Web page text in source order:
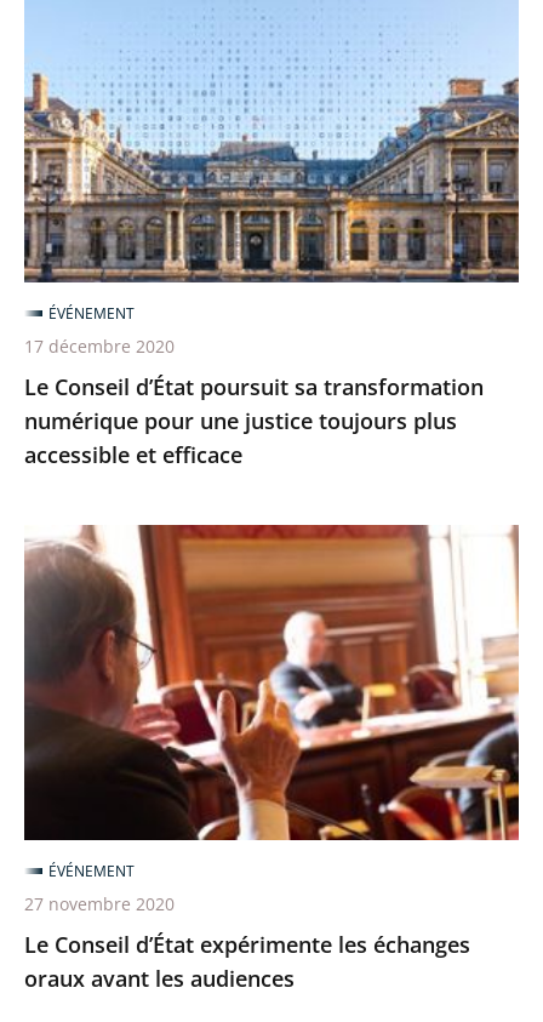
poursuit
sa
transformation
numérique
pour
une
justice
toujours
plus
accessible
et
efficace
Le Conseil d’État poursuit sa transformation
numérique pour une justice toujours plus
accessible et efficace
ÉVÉNEMENT
17 décembre 2020
Le
Conseil
expérimente
échanges
avant
audiences
Le Conseil d’État expérimente les échanges
oraux avant les audiences
ÉVÉNEMENT
27 novembre 2020